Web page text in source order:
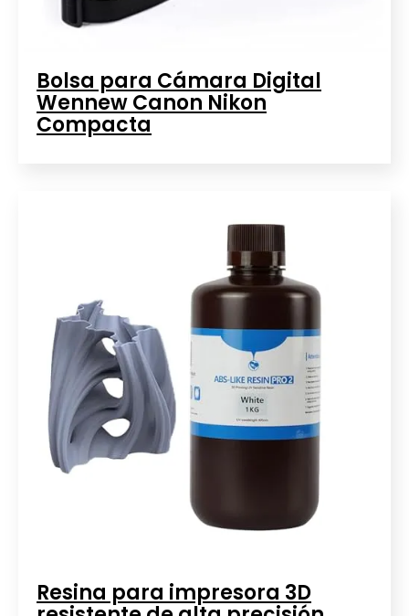
Bolsa para Cámara Digital
Wennew Canon Nikon
Compacta
Resina para impresora 3D